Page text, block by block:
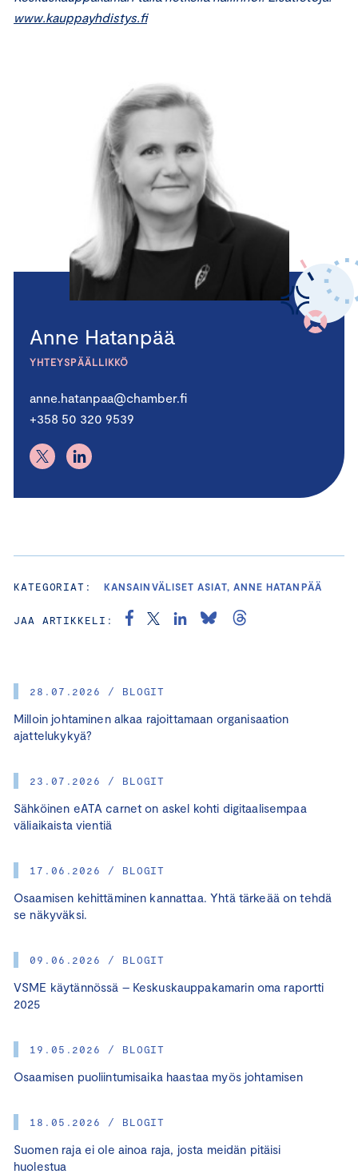
28.07.2026 / BLOGIT
Milloin johtaminen alkaa rajoittamaan organisaation
ajattelukykyä?
23.07.2026 / BLOGIT
Sähköinen eATA carnet on askel kohti digitaalisempaa
väliaikaista vientiä
17.06.2026 / BLOGIT
Osaamisen kehittäminen kannattaa. Yhtä tärkeää on tehdä
se näkyväksi.
09.06.2026 / BLOGIT
VSME käytännössä – Keskuskauppakamarin oma raportti
2025
19.05.2026 / BLOGIT
Osaamisen puoliintumisaika haastaa myös johtamisen
18.05.2026 / BLOGIT
Suomen raja ei ole ainoa raja, josta meidän pitäisi
huolestua
www.kauppayhdistys.fi
Anne Hatanpää
YHTEYSPÄÄLLIKKÖ
anne.hatanpaa@chamber.fi
+358 50 320 9539
KATEGORIAT: KANSAINVÄLISET ASIAT, ANNE HATANPÄÄ
JAA ARTIKKELI: